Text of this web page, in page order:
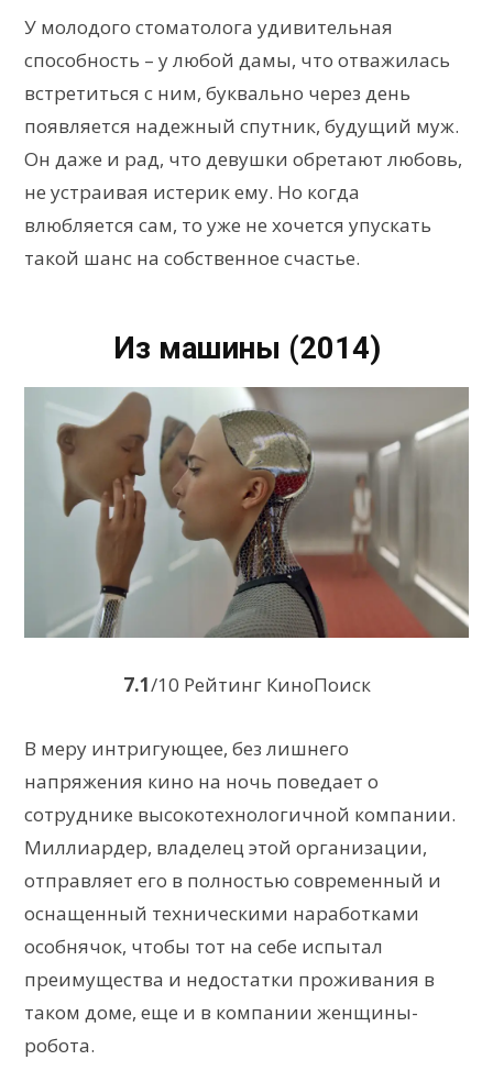
У молодого стоматолога удивительная
способность – у любой дамы, что отважилась
встретиться с ним, буквально через день
появляется надежный спутник, будущий муж.
Он даже и рад, что девушки обретают любовь,
не устраивая истерик ему. Но когда
влюбляется сам, то уже не хочется упускать
такой шанс на собственное счастье.
Из машины (2014)
7.1/10 Рейтинг КиноПоиск
В меру интригующее, без лишнего
напряжения кино на ночь поведает о
сотруднике высокотехнологичной компании.
Миллиардер, владелец этой организации,
отправляет его в полностью современный и
оснащенный техническими наработками
особнячок, чтобы тот на себе испытал
преимущества и недостатки проживания в
таком доме, еще и в компании женщины-
робота.